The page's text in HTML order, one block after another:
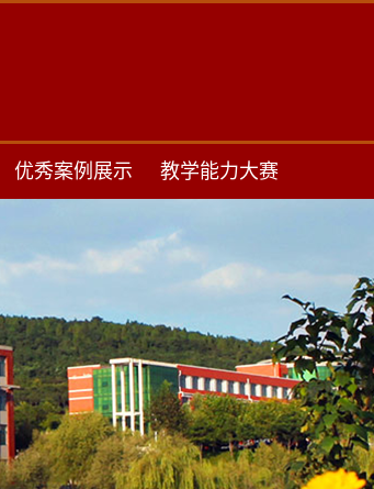
优秀案例展示 教学能力大赛